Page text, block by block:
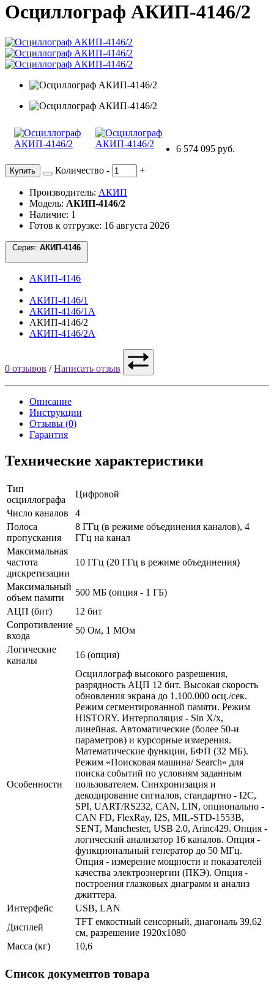
Осциллограф АКИП-4146/2
6 574 095 руб.
Купить Количество - +
Производитель: АКИП
Модель: АКИП-4146/2
Наличие: 1
Готов к отгрузке: 16 августа 2026
Серия:
АКИП-4146
АКИП-4146/1
АКИП-4146/1А
АКИП-4146/2
АКИП-4146/2А
0 отзывов /Написать отзыв
Описание
Инструкции
Отзывы (0)
Гарантия
Технические характеристики
Тип
осциллографа
Цифровой
Число каналов
4
Полоса
пропускания
8 ГГц (в режиме объединения каналов), 4
ГГц на канал
Максимальная
частота
дискретизации
10 ГГц (20 ГГц в режиме объединения)
Максимальный
объем памяти
500 МБ (опция - 1 ГБ)
АЦП (бит)
12 бит
Сопротивление
входа
50 Ом, 1 МОм
Логические
каналы
16 (опция)
Особенности
Осциллограф высокого разрешения,
разрядность АЦП 12 бит. Высокая скорость
обновления экрана до 1.100.000 осц./сек.
Режим сегментированной памяти. Режим
HISTORY. Интерполяция - Sin X/х,
линейная. Автоматические (более 50-и
параметров) и курсорные измерения.
Математические функции, БФП (32 МБ).
Режим «Поисковая машина/ Search» для
поиска событий по условиям заданным
пользователем. Синхронизация и
декодирование сигналов, стандартно - I2C,
SPI, UART/RS232, CAN, LIN, опционально -
CAN FD, FlexRay, I2S, MIL-STD-1553B,
SENT, Manchester, USB 2.0, Arinc429. Опция -
логический анализатор 16 каналов. Опция -
функциональный генератор до 50 МГц.
Опция - измерение мощности и показателей
качества электроэнергии (ПКЭ). Опция -
построения глазковых диаграмм и анализ
джиттера.
Интерфейс
USB, LAN
Дисплей
TFT емкостный сенсорный, диагональ 39,62
см, разрешение 1920х1080
Масса (кг)
10,6
Список документов товара